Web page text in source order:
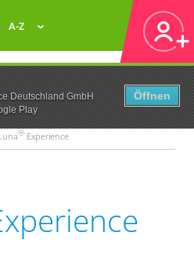
Deutschland GmbH
Play
Öffnen
A-Z
® Experience